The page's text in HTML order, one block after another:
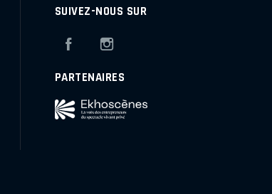
SUIVEZ-NOUS SUR
Facebook
PARTENAIRES